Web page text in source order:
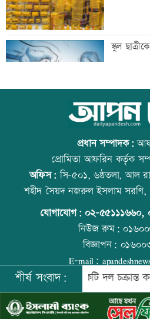
শুক্রবার
বন্ধ
আজ দেশে
স্কুল
আজ বিশ্ব
জুড়ে
কোরআন-
প্রধান সম্পাদক:
প্রোমিতা আফরিন কর্তৃক
অফিস:সি-৫০১, ৬ষ্ঠতলা, আল
শহীদ সৈয়দ নজরুল ইসলাম সরণি,
যোগাযোগ: ০২-৫৫১১১৬৬০,
নিউজ রুম:
বিজ্ঞাপন:
E-mail:
©২০২৬ |আপন দেশ ডটকমকর্তৃক
শীর্ষ সংবাদ:
বিরুদ্ধে একটি দল চক্রান্ত করছে :